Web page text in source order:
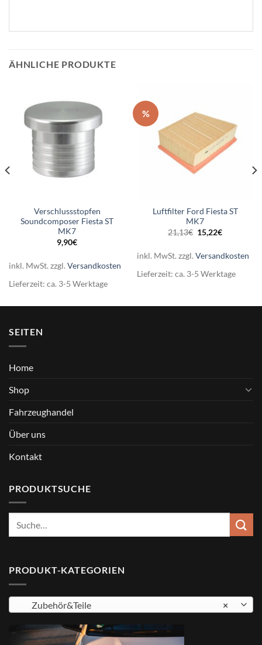
ÄHNLICHE PRODUKTE
Verschlussstopfen
Soundcomposer Fiesta ST
MK7
9,90€
inkl. MwSt. zzgl. Versandkosten
Lieferzeit: ca. 3-5 Werktage
%
Luftfilter Ford Fiesta ST
MK7
21,13€ Ursprünglicher
Preis
21,13€
15,22€Aktueller
15,22€.
inkl. MwSt. zzgl. Versandkosten
Lieferzeit: ca. 3-5 Werktage
SEITEN
Home
Shop
Fahrzeughandel
Über uns
Kontakt
PRODUKTSUCHE
PRODUKT-KATEGORIEN
×
Zubehör&Teile